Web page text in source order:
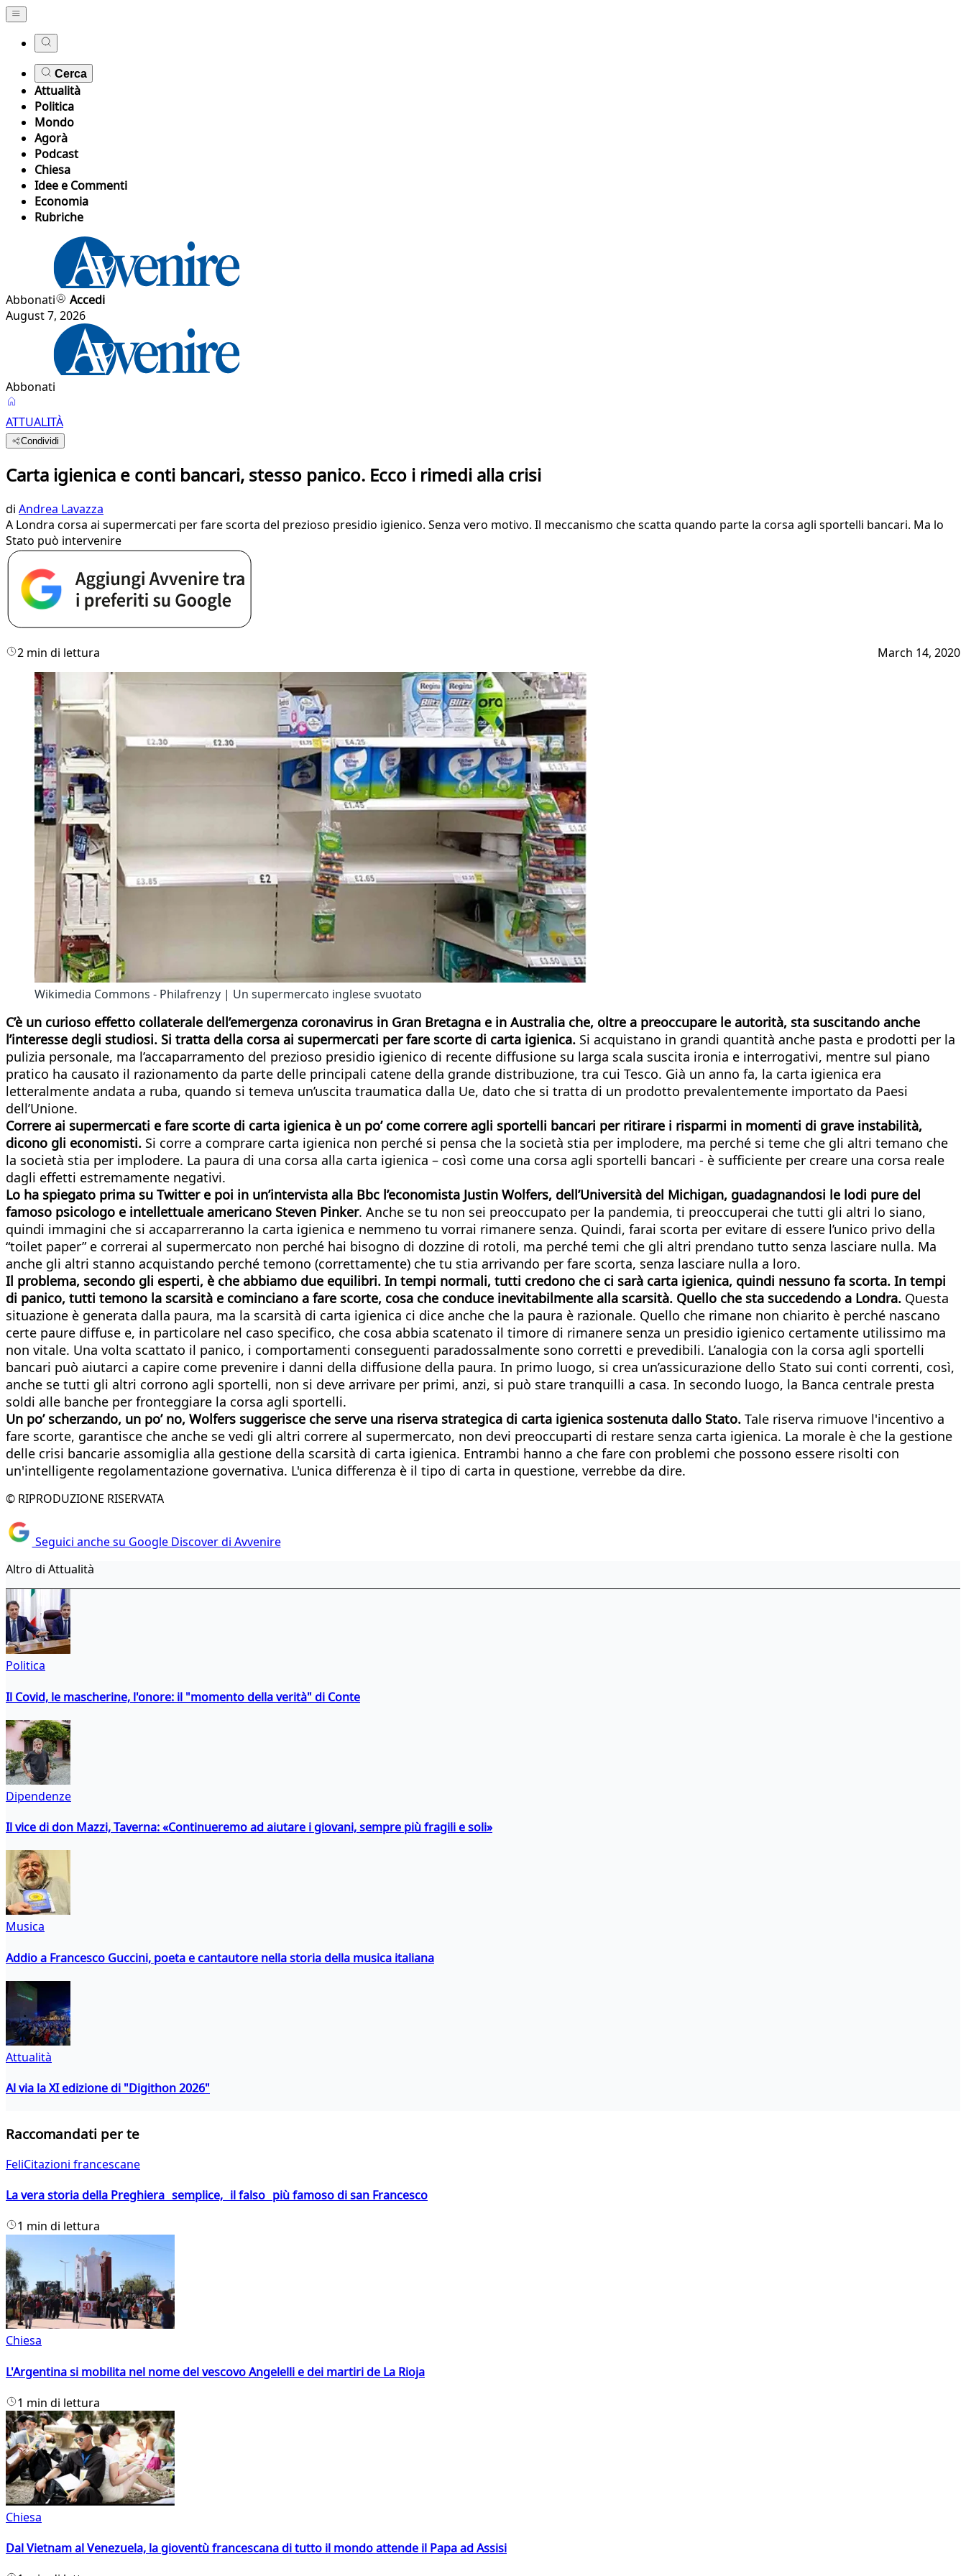
Cerca
Attualità
Politica
Mondo
Agorà
Podcast
Chiesa
Idee e Commenti
Economia
Rubriche
Abbonati
Accedi
August 7, 2026
Abbonati
ATTUALITÀ
Condividi
Carta igienica e conti bancari, stesso panico. Ecco i rimedi alla crisi
di Andrea Lavazza
A Londra corsa ai supermercati per fare scorta del prezioso presidio igienico. Senza vero motivo. Il meccanismo che scatta quando parte la corsa agli sportelli bancari. Ma lo
Stato può intervenire
2 min di lettura March 14, 2020
Wikimedia Commons - Philafrenzy | Un supermercato inglese svuotato
C’è un curioso effetto collaterale dell’emergenza coronavirus in Gran Bretagna e in Australia che, oltre a preoccupare le autorità, sta suscitando anche
l’interesse degli studiosi. Si tratta della corsa ai supermercati per fare scorte di carta igienica. Si acquistano in grandi quantità anche pasta e prodotti per la
pulizia personale, ma l’accaparramento del prezioso presidio igienico di recente diffusione su larga scala suscita ironia e interrogativi, mentre sul piano
pratico ha causato il razionamento da parte delle principali catene della grande distribuzione, tra cui Tesco. Già un anno fa, la carta igienica era
letteralmente andata a ruba, quando si temeva un’uscita traumatica dalla Ue, dato che si tratta di un prodotto prevalentemente importato da Paesi
dell’Unione.
Correre ai supermercati e fare scorte di carta igienica è un po’ come correre agli sportelli bancari per ritirare i risparmi in momenti di grave instabilità,
dicono gli economisti. Si corre a comprare carta igienica non perché si pensa che la società stia per implodere, ma perché si teme che gli altri temano che
la società stia per implodere. La paura di una corsa alla carta igienica – così come una corsa agli sportelli bancari - è sufficiente per creare una corsa reale
dagli effetti estremamente negativi.
Lo ha spiegato prima su Twitter e poi in un’intervista alla Bbc l’economista Justin Wolfers, dell’Università del Michigan, guadagnandosi le lodi pure del
famoso psicologo e intellettuale americano Steven Pinker. Anche se tu non sei preoccupato per la pandemia, ti preoccuperai che tutti gli altri lo siano,
quindi immagini che si accaparreranno la carta igienica e nemmeno tu vorrai rimanere senza. Quindi, farai scorta per evitare di essere l’unico privo della
“toilet paper” e correrai al supermercato non perché hai bisogno di dozzine di rotoli, ma perché temi che gli altri prendano tutto senza lasciare nulla. Ma
anche gli altri stanno acquistando perché temono (correttamente) che tu stia arrivando per fare scorta, senza lasciare nulla a loro.
Il problema, secondo gli esperti, è che abbiamo due equilibri. In tempi normali, tutti credono che ci sarà carta igienica, quindi nessuno fa scorta. In tempi
di panico, tutti temono la scarsità e cominciano a fare scorte, cosa che conduce inevitabilmente alla scarsità. Quello che sta succedendo a Londra. Questa
situazione è generata dalla paura, ma la scarsità di carta igienica ci dice anche che la paura è razionale. Quello che rimane non chiarito è perché nascano
certe paure diffuse e, in particolare nel caso specifico, che cosa abbia scatenato il timore di rimanere senza un presidio igienico certamente utilissimo ma
non vitale. Una volta scattato il panico, i comportamenti conseguenti paradossalmente sono corretti e prevedibili. L’analogia con la corsa agli sportelli
bancari può aiutarci a capire come prevenire i danni della diffusione della paura. In primo luogo, si crea un’assicurazione dello Stato sui conti correnti, così,
anche se tutti gli altri corrono agli sportelli, non si deve arrivare per primi, anzi, si può stare tranquilli a casa. In secondo luogo, la Banca centrale presta
soldi alle banche per fronteggiare la corsa agli sportelli.
Un po’ scherzando, un po’ no, Wolfers suggerisce che serve una riserva strategica di carta igienica sostenuta dallo Stato. Tale riserva rimuove l'incentivo a
fare scorte, garantisce che anche se vedi gli altri correre al supermercato, non devi preoccuparti di restare senza carta igienica. La morale è che la gestione
delle crisi bancarie assomiglia alla gestione della scarsità di carta igienica. Entrambi hanno a che fare con problemi che possono essere risolti con
un'intelligente regolamentazione governativa. L'unica differenza è il tipo di carta in questione, verrebbe da dire.
© RIPRODUZIONE RISERVATA
Seguici anche su Google Discover di Avvenire
Altro di Attualità
Politica
Il Covid, le mascherine, l'onore: il "momento della verità" di Conte
Dipendenze
Il vice di don Mazzi, Taverna: «Continueremo ad aiutare i giovani, sempre più fragili e soli»
Musica
Addio a Francesco Guccini, poeta e cantautore nella storia della musica italiana
Attualità
Al via la XI edizione di "Digithon 2026"
Raccomandati per te
FeliCitazioni francescane
La vera storia della Preghiera semplice, il falso più famoso di san Francesco
1 min di lettura
Chiesa
L'Argentina si mobilita nel nome del vescovo Angelelli e dei martiri de La Rioja
1 min di lettura
Chiesa
Dal Vietnam al Venezuela, la gioventù francescana di tutto il mondo attende il Papa ad Assisi